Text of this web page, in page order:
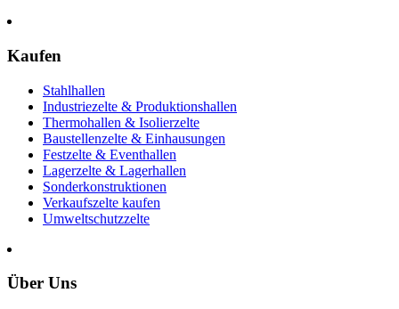
Kaufen
Stahlhallen
Industriezelte & Produktionshallen
Thermohallen & Isolierzelte
Baustellenzelte & Einhausungen
Festzelte & Eventhallen
Lagerzelte & Lagerhallen
Sonderkonstruktionen
Verkaufszelte kaufen
Umweltschutzzelte
Über Uns